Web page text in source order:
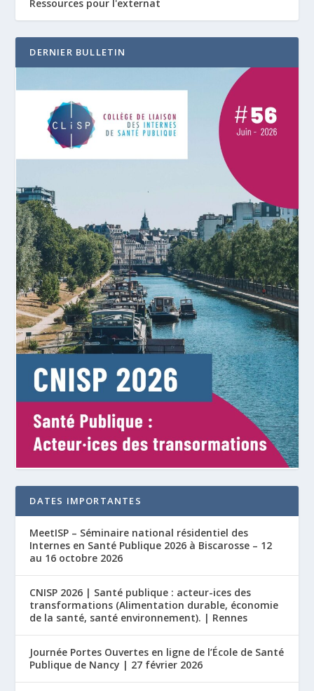
Ressources pour l'externat
DERNIER BULLETIN
DATES IMPORTANTES
MeetISP – Séminaire national résidentiel des
Internes en Santé Publique 2026 à Biscarosse – 12
au 16 octobre 2026
CNISP 2026 | Santé publique : acteur-ices des
transformations (Alimentation durable, économie
de la santé, santé environnement). | Rennes
Journée Portes Ouvertes en ligne de l’École de Santé
Publique de Nancy | 27 février 2026